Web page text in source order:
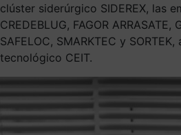
clúster siderúrgico SIDEREX, las
CREDEBLUG, FAGOR ARRASATE,
SAFELOC, SMARKTEC y
tecnológico CEIT.